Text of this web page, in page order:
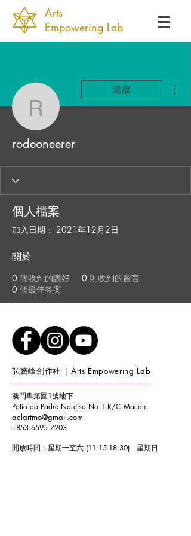
Arts
Empowering Lab
rodeoneerer
追蹤
rodeoneerer
個人檔案
加入日期： 2021年12月2日
關於
0 個收到的讚好 0 則收到的留言
0 個最佳答案
弘藝峰創作社 | Arts Empowering Lab
澳門卑第圍1號地下
Patio do Padre Narciso No 1,R/C,Macau.
aelartmo@gmail.com
+853 6595 7203
開放時間： 星期一至六 (11:15-18:30) 星期日